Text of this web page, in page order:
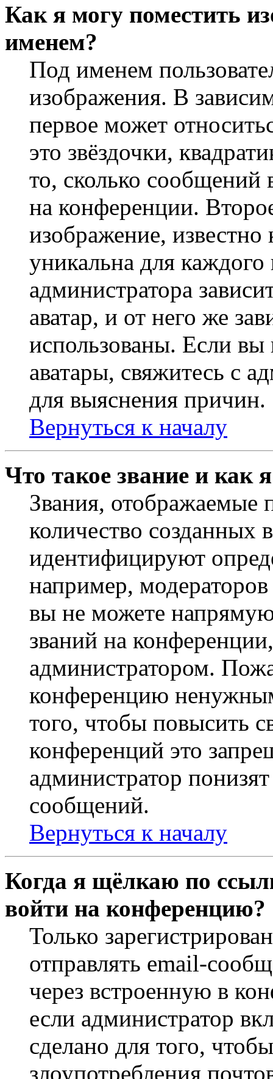
Как я могу поместить
именем?
Под именем
изображения. В
первое может
это звёздочки,
то, сколько сообщений
на конференции.
изображение,
уникальна для каждого
администратора
аватар, и от него же
использованы. Если вы
аватары, свяжитесь с
для выяснения причин.
Вернуться к началу
Что такое звание и как
Звания,
количество
идентифицируют
например,
вы не можете
званий на
администратором.
конференцию
того, чтобы повысить
конференций это
администратор
сообщений.
Вернуться к началу
Когда я щёлкаю по
войти на конференцию?
Только
отправлять email-
через встроенную в
если администратор
сделано для того,
злоупотребления